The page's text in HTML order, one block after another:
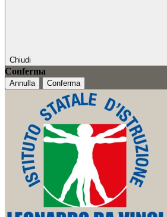
Chiudi
Conferma
Annulla Conferma